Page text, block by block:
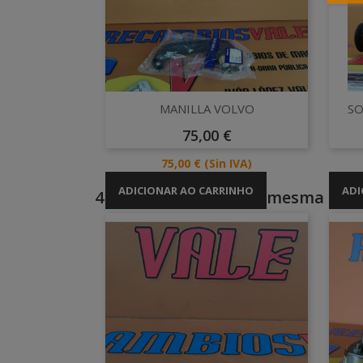
Vista rápida
MANILLA VOLVO
Preço
75,00 €
Preço
75,00 € (Sin IVA)
ADICIONAR AO CARRINHO
4 outros produtos na mesma